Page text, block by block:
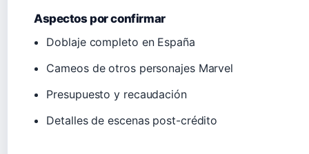
Aspectos por confirmar
Doblaje completo en España
Cameos de otros personajes Marvel
Presupuesto y recaudación
Detalles de escenas post-crédito